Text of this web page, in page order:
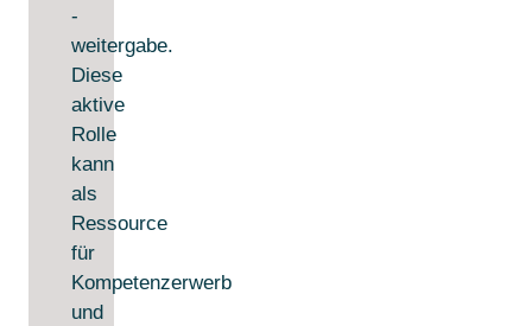
-
weitergabe.
Diese
aktive
Rolle
kann
als
Ressource
für
Kompetenzerwerb
und